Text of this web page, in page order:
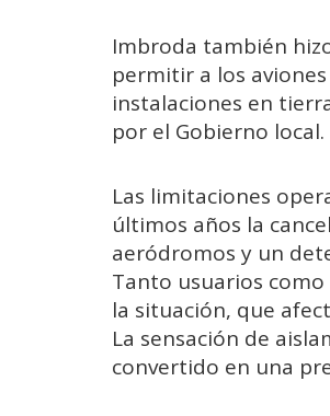
Imbroda también
permitir a los
instalaciones en
por el Gobierno local.
Las limitaciones
últimos años la
aeródromos y un
Tanto usuarios
la situación, que
La sensación de
convertido en una